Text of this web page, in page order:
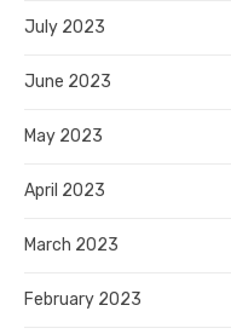
July 2023
June 2023
May 2023
April 2023
March 2023
February 2023